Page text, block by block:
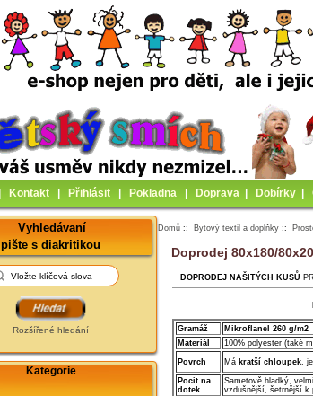
Kontakt Přihlásit Pokladna Doprava Dobírky
Vyhledávaní
pište s diakritikou
Rozšířené hledání
Kategorie
Domů :: Bytový textil a doplňky ::
Doprodej 80x180/
DOPRODEJ NAŠITÝCH KUSŮ
Gramáž Mikroflanel 260 g/m2
Materiál
100% polyester (také
Povrch Má kratší chloupek,
Pocit na
dotek
Sametově hladký,
vzdušnější, šetrnější k